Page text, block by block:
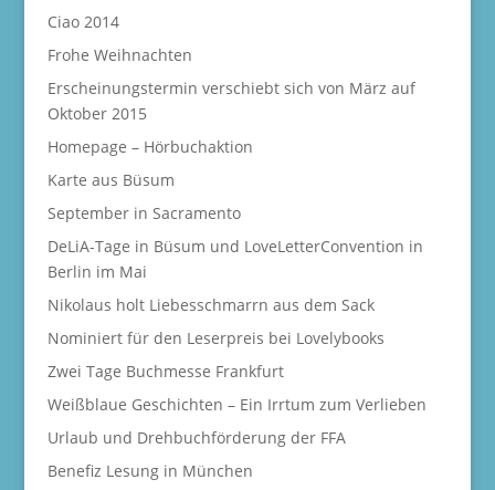
Ciao 2014
Frohe Weihnachten
Erscheinungstermin verschiebt sich von März auf
Oktober 2015
Homepage – Hörbuchaktion
Karte aus Büsum
September in Sacramento
DeLiA-Tage in Büsum und LoveLetterConvention in
Berlin im Mai
Nikolaus holt Liebesschmarrn aus dem Sack
Nominiert für den Leserpreis bei Lovelybooks
Zwei Tage Buchmesse Frankfurt
Weißblaue Geschichten – Ein Irrtum zum Verlieben
Urlaub und Drehbuchförderung der FFA
Benefiz Lesung in München